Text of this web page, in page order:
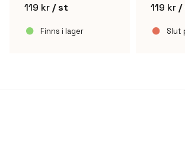
119 kr / st
Finns i lager
119 kr /
Slut